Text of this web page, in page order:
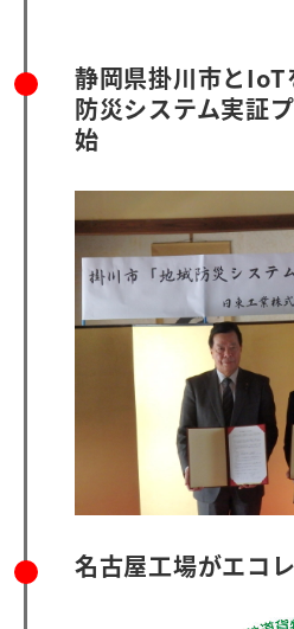
静岡県掛川市と
防災システム実証
始
名古屋工場がエコ